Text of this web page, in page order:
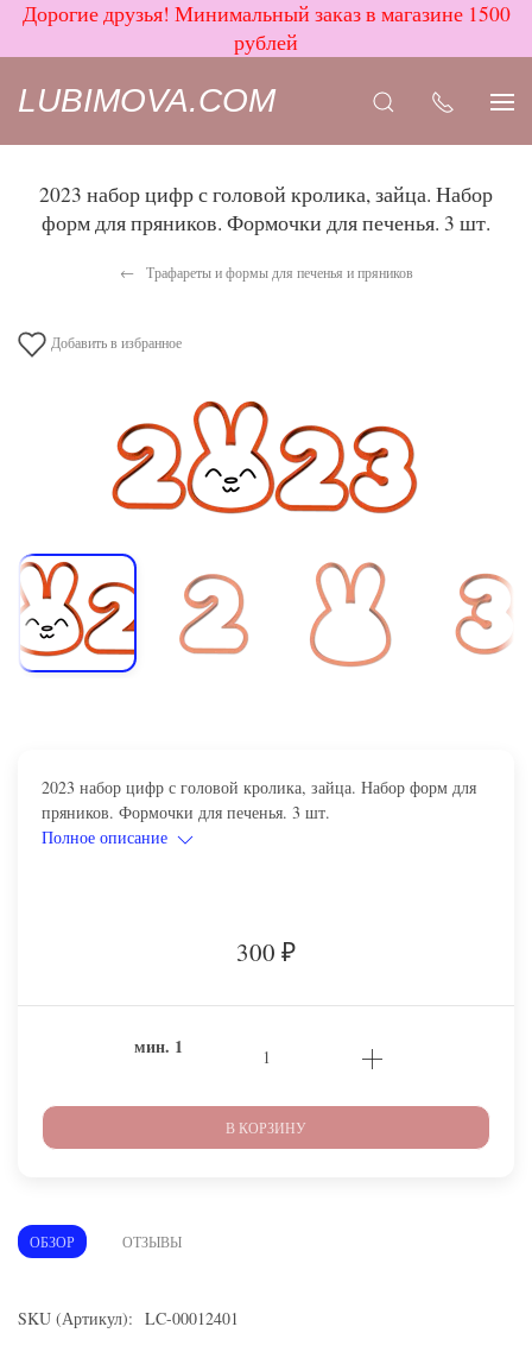
Дорогие друзья! Минимальный заказ в магазине 1500
рублей
LUBIMOVA.COM
2023 набор цифр с головой кролика, зайца. Набор
форм для пряников. Формочки для печенья. 3 шт.
Трафареты и формы для печенья и пряников
Добавить в избранное
2023 набор цифр с головой кролика, зайца. Набор форм для
пряников. Формочки для печенья. 3 шт.
Полное описание
300 ₽
мин. 1
В КОРЗИНУ
ОБЗОР ОТЗЫВЫ
SKU (Артикул): LC-00012401